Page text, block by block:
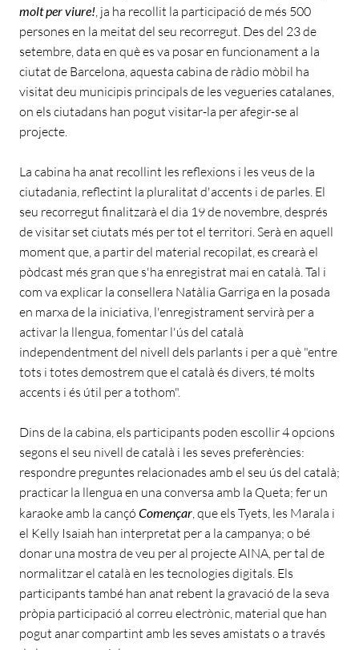
molt per viure! , ja ha recollit la participació de més 500
persones en la meitat del seu recorregut. Des del 23 de
setembre, data en què es va posar en funcionament a la
ciutat de Barcelona, aquesta cabina de ràdio mòbil ha
visitat deu municipis principals de les vegueries catalanes,
on els ciutadans han pogut visitar-la per afegir-se al
projecte.
La cabina ha anat recollint les reflexions i les veus de la
ciutadania, reflectint la pluralitat d'accents i de parles. El
seu recorregut finalitzarà el dia 19 de novembre, després
de visitar set ciutats més per tot el territori. Serà en aquell
moment que, a partir del material recopilat, es crearà el
pòdcast més gran que s'ha enregistrat mai en català. Tal i
com va explicar la consellera Natàlia Garriga en la posada
en marxa de la iniciativa, l'enregistrament servirà per a
activar la llengua, fomentar l'ús del català
independentment del nivell dels parlants i per a què "entre
tots i totes demostrem que el català és divers, té molts
accents i és útil per a tothom".
Dins de la cabina, els participants poden escollir 4 opcions
segons el seu nivell de català i les seves preferències:
respondre preguntes relacionades amb el seu ús del català;
practicar la llengua en una conversa amb la Queta; fer un
karaoke amb la cançó Començar , que els Tyets, les Marala i
el Kelly Isaiah han interpretat per a la campanya; o bé
donar una mostra de veu per al projecte AINA, per tal de
normalitzar el català en les tecnologies digitals. Els
participants també han anat rebent la gravació de la seva
pròpia participació al correu electrònic, material que han
pogut anar compartint amb les seves amistats o a través